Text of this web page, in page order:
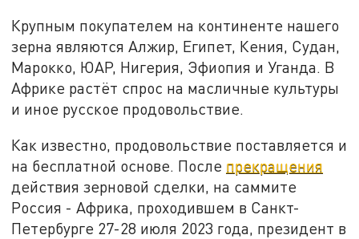
Крупным покупателем на континенте нашего
зерна являются Алжир, Египет, Кения, Судан,
Марокко, ЮАР, Нигерия, Эфиопия и Уганда. В
Африке растёт спрос на масличные культуры
и иное русское продовольствие.
Как известно, продовольствие поставляется и
на бесплатной основе. После прекращения
действия зерновой сделки, на саммите
Россия - Африка, проходившем в Санкт-
Петербурге 27-28 июля 2023 года, президент в